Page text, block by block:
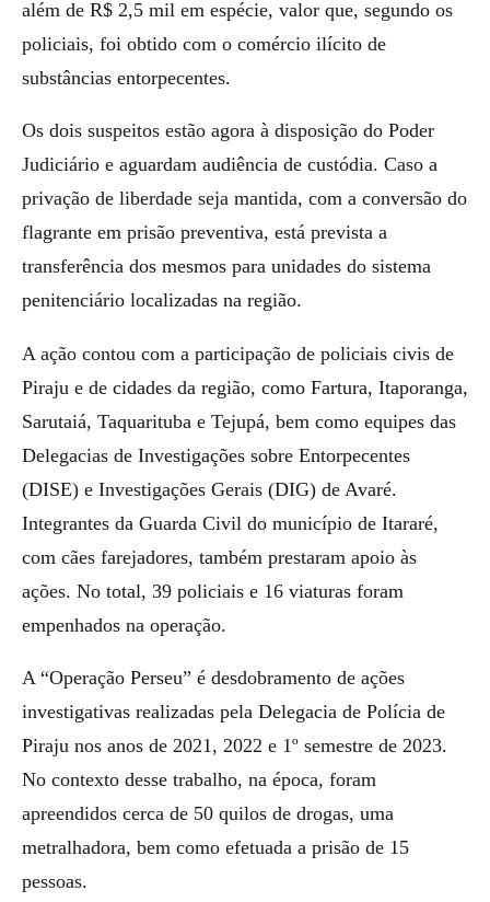
além de R$ 2,5 mil em espécie, valor que, segundo os
policiais, foi obtido com o comércio ilícito de
substâncias entorpecentes.
Os dois suspeitos estão agora à disposição do Poder
Judiciário e aguardam audiência de custódia. Caso a
privação de liberdade seja mantida, com a conversão do
flagrante em prisão preventiva, está prevista a
transferência dos mesmos para unidades do sistema
penitenciário localizadas na região.
A ação contou com a participação de policiais civis de
Piraju e de cidades da região, como Fartura, Itaporanga,
Sarutaiá, Taquarituba e Tejupá, bem como equipes das
Delegacias de Investigações sobre Entorpecentes
(DISE) e Investigações Gerais (DIG) de Avaré.
Integrantes da Guarda Civil do município de Itararé,
com cães farejadores, também prestaram apoio às
ações. No total, 39 policiais e 16 viaturas foram
empenhados na operação.
A “Operação Perseu” é desdobramento de ações
investigativas realizadas pela Delegacia de Polícia de
Piraju nos anos de 2021, 2022 e 1º semestre de 2023.
No contexto desse trabalho, na época, foram
apreendidos cerca de 50 quilos de drogas, uma
metralhadora, bem como efetuada a prisão de 15
pessoas.